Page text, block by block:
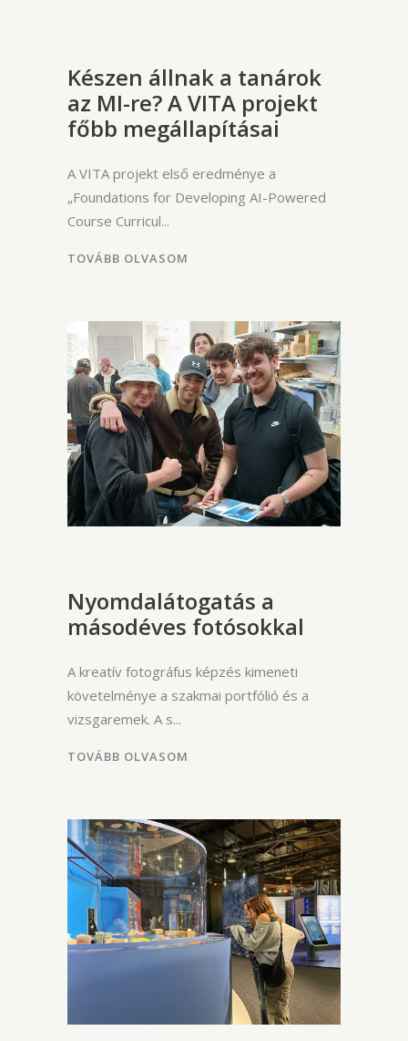
Készen állnak a tanárok
az MI-re? A VITA projekt
főbb megállapításai
A VITA projekt első eredménye a
„Foundations for Developing AI-Powered
Course Curricul
TOVÁBB OLVASOM
Nyomdalátogatás a
másodéves fotósokkal
A kreatív fotográfus képzés kimeneti
követelménye a szakmai portfólió és a
vizsgaremek. A s
TOVÁBB OLVASOM